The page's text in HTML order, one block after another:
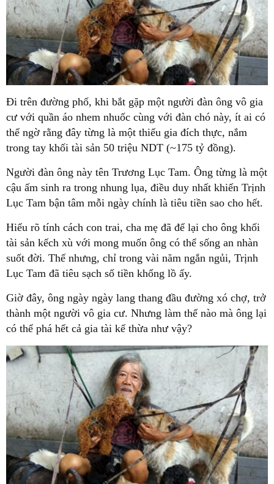
Đi trên đường phố, khi bắt gặp một người đàn ông vô gia
cư với quần áo nhem nhuốc cùng với đàn chó này, ít ai có
thể ngờ rằng đây từng là một thiếu gia đích thực, nắm
trong tay khối tài sản 50 triệu NDT (~175 tỷ đồng).
Người đàn ông này tên Trương Lục Tam. Ông từng là một
cậu ấm sinh ra trong nhung lụa, điều duy nhất khiến Trịnh
Lục Tam bận tâm mỗi ngày chính là tiêu tiền sao cho hết.
Hiểu rõ tính cách con trai, cha mẹ đã để lại cho ông khối
tài sản kếch xù với mong muốn ông có thể sống an nhàn
suốt đời. Thế nhưng, chỉ trong vài năm ngắn ngủi, Trịnh
Lục Tam đã tiêu sạch số tiền khổng lồ ấy.
Giờ đây, ông ngày ngày lang thang đầu đường xó chợ, trở
thành một người vô gia cư. Nhưng làm thế nào mà ông lại
có thể phá hết cả gia tài kế thừa như vậy?